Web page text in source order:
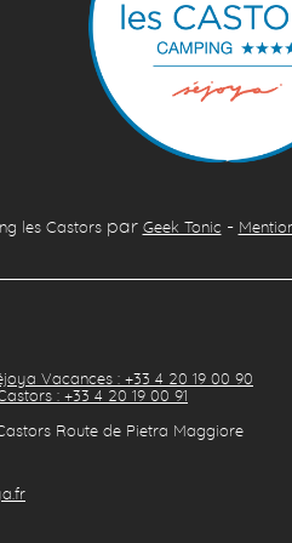
les Castorspar Geek Tonic -
Vacances : +33 4 20 19 00 90
: +33 4 20 19 00 91
Route de Pietra Maggiore